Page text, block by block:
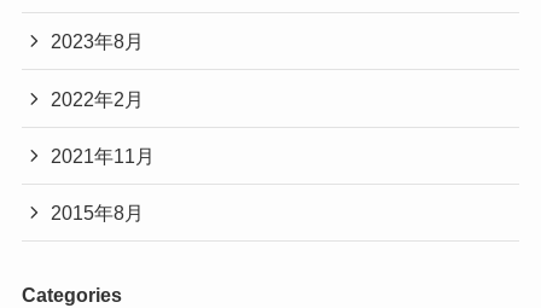
2023年8月
2022年2月
2021年11月
2015年8月
Categories